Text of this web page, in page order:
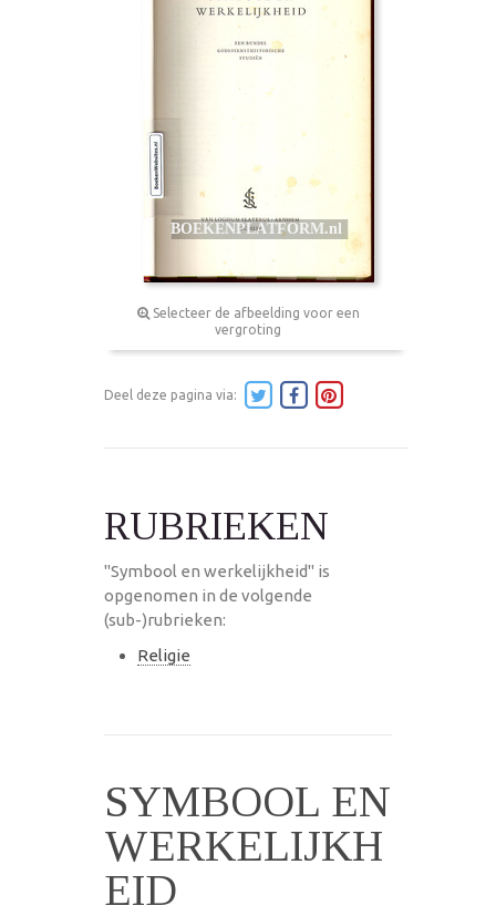
Selecteer de afbeelding voor een
vergroting
Deel deze pagina via:
RUBRIEKEN
"Symbool en werkelijkheid" is
opgenomen in de volgende
(sub-)rubrieken:
Religie
SYMBOOL EN
WERKELIJKH
EID